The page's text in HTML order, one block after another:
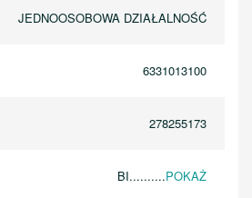
JEDNOOSOBOWA DZIAŁALNOŚĆ
6331013100
278255173
BI..........POKAŻ